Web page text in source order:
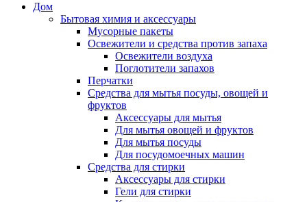
Дом
Бытовая химия и аксессуары
Мусорные пакеты
Освежители и средства против запаха
Освежители воздуха
Поглотители запахов
Перчатки
Средства для мытья посуды, овощей и
фруктов
Аксессуары для мытья
Для мытья овощей и фруктов
Для мытья посуды
Для посудомоечных машин
Средства для стирки
Аксессуары для стирки
Гели для стирки